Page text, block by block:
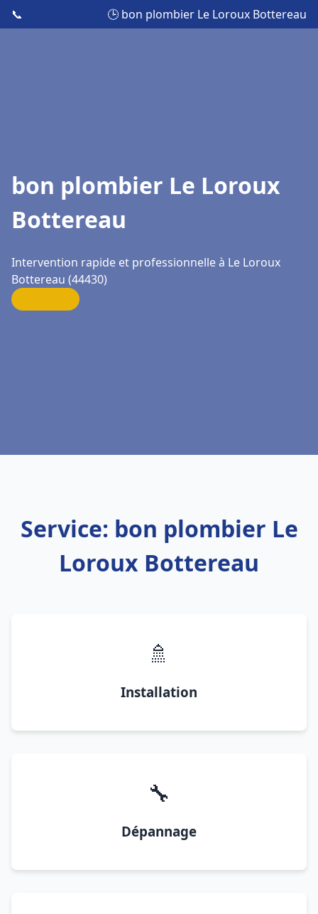
📞 🕒 bon plombier Le Loroux Bottereau
bon plombier Le Loroux
Bottereau
Intervention rapide et professionnelle à Le Loroux
Bottereau (44430)
Service: bon plombier Le
Loroux Bottereau
🚿
Installation
🔧
Dépannage